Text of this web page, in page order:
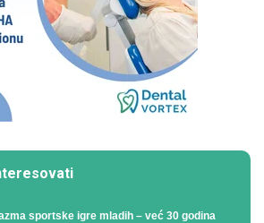
sportske igre mladih – već 30 godina